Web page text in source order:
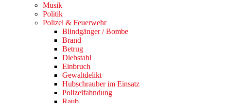
Musik
Politik
Polizei & Feuerwehr
Blindgänger / Bombe
Brand
Betrug
Diebstahl
Einbruch
Gewaltdelikt
Hubschrauber im Einsatz
Polizeifahndung
Raub